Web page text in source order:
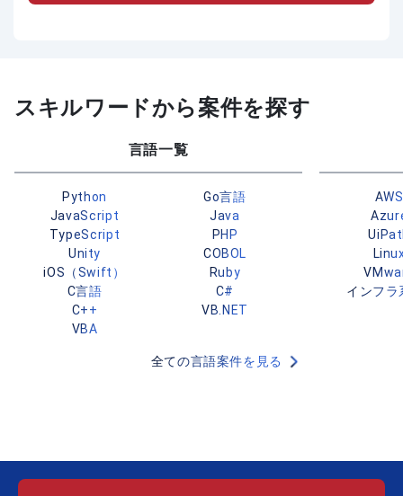
スキルワードから案件を探す
言語一覧
Python
Go言語
JavaScript
Java
TypeScript
PHP
Unity
COBOL
iOS（Swift）
Ruby
C言語
C#
C++
VB.NET
VBA
全ての言語案件を見る
AWS
インフラ